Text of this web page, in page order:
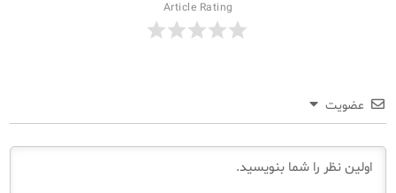
Article Rating
عضویت